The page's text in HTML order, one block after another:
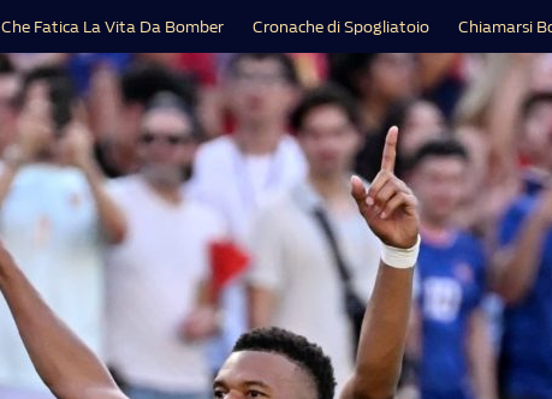
Che Fatica La Vita Da Bomber Cronache di Spogliatoio Chiamarsi